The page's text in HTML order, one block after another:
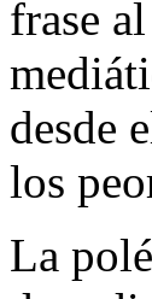
frase
desde
los
La